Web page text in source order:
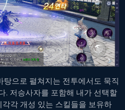
탕으로 펼쳐지는 전투에서도 묵직
. 저승사자를 포함해 내가 선택할
각 개성 있는 스킬들을 보유하